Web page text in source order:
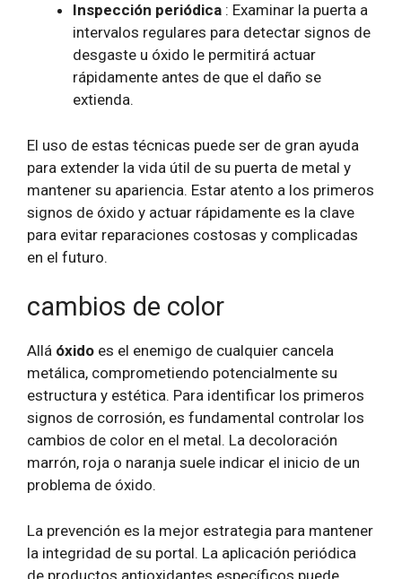
Inspección periódica : Examinar la puerta a
intervalos regulares para detectar signos de
desgaste u óxido le permitirá actuar
rápidamente antes de que el daño se
extienda.
El uso de estas técnicas puede ser de gran ayuda
para extender la vida útil de su puerta de metal y
mantener su apariencia. Estar atento a los primeros
signos de óxido y actuar rápidamente es la clave
para evitar reparaciones costosas y complicadas
en el futuro.
cambios de color
Allá óxido es el enemigo de cualquier cancela
metálica, comprometiendo potencialmente su
estructura y estética. Para identificar los primeros
signos de corrosión, es fundamental controlar los
cambios de color en el metal. La decoloración
marrón, roja o naranja suele indicar el inicio de un
problema de óxido.
La prevención es la mejor estrategia para mantener
la integridad de su portal. La aplicación periódica
de productos antioxidantes específicos puede